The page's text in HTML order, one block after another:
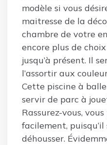
modèle si vous
maitresse de la
chambre de votre
encore plus de
jusqu’à présent. Il
l’assortir aux
Cette piscine à
servir de parc à
Rassurez-vous,
facilement,
déhousser.